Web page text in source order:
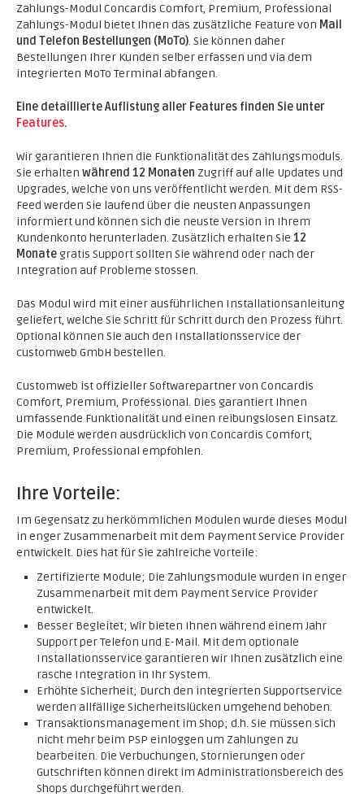
Zahlungs-Modul Concardis Comfort, Premium, Professional
Zahlungs-Modul bietet Ihnen das zusätzliche Feature von Mail
und Telefon Bestellungen (MoTo). Sie können daher
Bestellungen Ihrer Kunden selber erfassen und via dem
integrierten MoTo Terminal abfangen.
Eine detaillierte Auflistung aller Features finden Sie unter
Features.
Wir garantieren Ihnen die Funktionalität des Zahlungsmoduls.
Sie erhalten während 12 Monaten Zugriff auf alle Updates und
Upgrades, welche von uns veröffentlicht werden. Mit dem RSS-
Feed werden Sie laufend über die neusten Anpassungen
informiert und können sich die neuste Version in Ihrem
Kundenkonto herunterladen. Zusätzlich erhalten Sie 12
Monategratis Support sollten Sie während oder nach der
Integration auf Probleme stossen.
Das Modul wird mit einer ausführlichen Installationsanleitung
geliefert, welche Sie Schritt für Schritt durch den Prozess führt.
Optional können Sie auch den Installationsservice der
customweb GmbH bestellen.
Customweb ist offizieller Softwarepartner von Concardis
Comfort, Premium, Professional. Dies garantiert Ihnen
umfassende Funktionalität und einen reibungslosen Einsatz.
Die Module werden ausdrücklich von Concardis Comfort,
Premium, Professional empfohlen.
Ihre Vorteile:
Im Gegensatz zu herkömmlichen Modulen wurde dieses Modul
in enger Zusammenarbeit mit dem Payment Service Provider
entwickelt. Dies hat für Sie zahlreiche Vorteile:
Zertifizierte Module; Die Zahlungsmodule wurden in enger
Zusammenarbeit mit dem Payment Service Provider
entwickelt.
Besser Begleitet; Wir bieten Ihnen während einem Jahr
Support per Telefon und E-Mail. Mit dem optionale
Installationsservice garantieren wir Ihnen zusätzlich eine
rasche Integration in Ihr System.
Erhöhte Sicherheit; Durch den integrierten Supportservice
werden allfällige Sicherheitslücken umgehend behoben.
Transaktionsmanagement im Shop; d.h. Sie müssen sich
nicht mehr beim PSP einloggen um Zahlungen zu
bearbeiten. Die Verbuchungen, Stornierungen oder
Gutschriften können direkt im Administrationsbereich des
Shops durchgeführt werden.